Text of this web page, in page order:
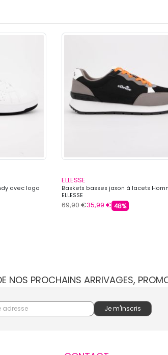
avec logo
ELLESSE
Baskets basses jaxon à lacets
ELLESSE
69,90 €35,99 € 48%
NOS PROCHAINS ARRIVAGES,